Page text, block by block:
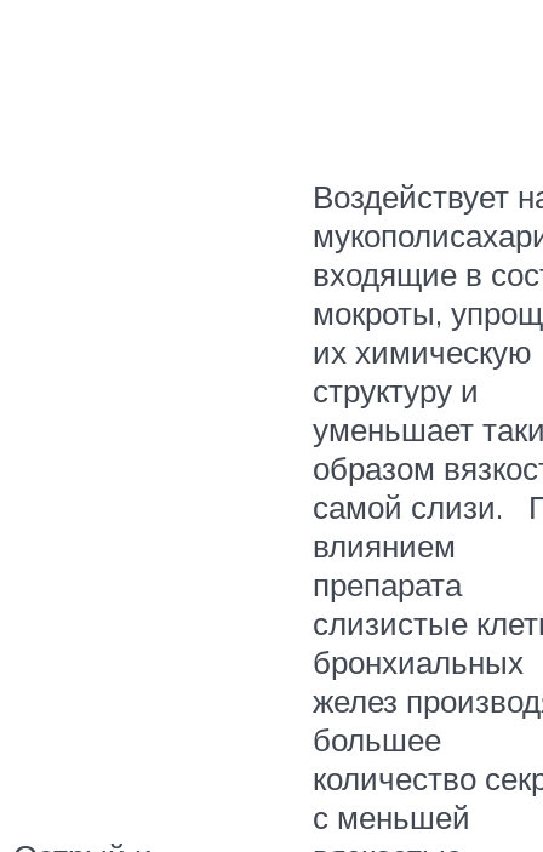
Воздействует
входящие в
мокроты,
их химическую
структуру и
уменьшает
образом
самой слизи.
влиянием
препарата
слизистые
бронхиальных
желез
большее
количество
с меньшей